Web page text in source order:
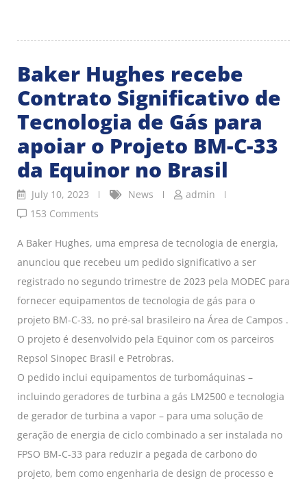
Baker Hughes recebe
Contrato Significativo de
Tecnologia de Gás para
apoiar o Projeto BM-C-33
da Equinor no Brasil
July 10, 2023 News
admin
153 Comments
A Baker Hughes, uma empresa de tecnologia de energia,
anunciou que recebeu um pedido significativo a ser
registrado no segundo trimestre de 2023 pela MODEC para
fornecer equipamentos de tecnologia de gás para o
projeto BM-C-33, no pré-sal brasileiro na Área de Campos .
O projeto é desenvolvido pela Equinor com os parceiros
Repsol Sinopec Brasil e Petrobras.
O pedido inclui equipamentos de turbomáquinas –
incluindo geradores de turbina a gás LM2500 e tecnologia
de gerador de turbina a vapor – para uma solução de
geração de energia de ciclo combinado a ser instalada no
FPSO BM-C-33 para reduzir a pegada de carbono do
projeto, bem como engenharia de design de processo e